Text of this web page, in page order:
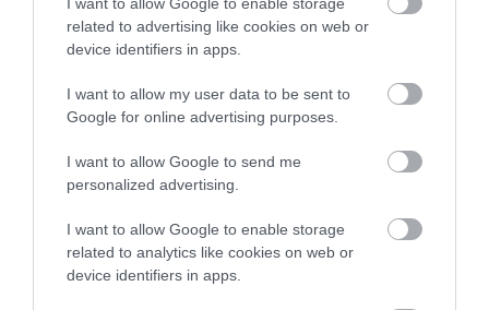
related to advertising like cookies on web or
device identifiers in apps.
I want to allow my user data to be sent to
Google for online advertising purposes.
I want to allow Google to send me
personalized advertising.
I want to allow Google to enable storage
related to analytics like cookies on web or
device identifiers in apps.
KIRÁNDULÁS A
PANNONHALMI
KIRÁNDULÁS PANNONHALMA
TALÁLKOZÁSA